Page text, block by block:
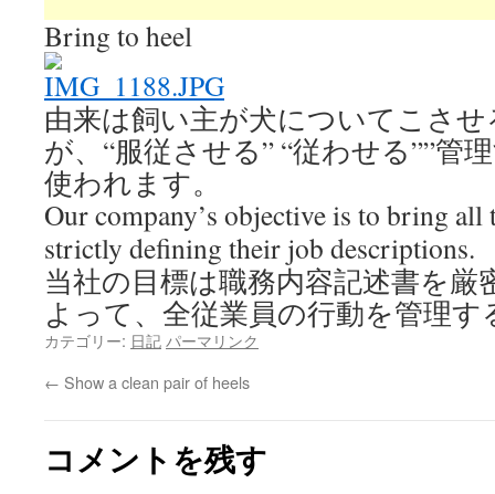
Bring to heel
由来は飼い主が犬についてこさ
が、 “服従させる” “従わせる””管
使われます。
Our company’s objective is to bring all
strictly defining their job descriptions.
当社の目標は職務内容記述書を
よって、全従業員の行動を管理
カテゴリー: 日記 パーマリンク
← Show a clean pair of heels
コメントを残す